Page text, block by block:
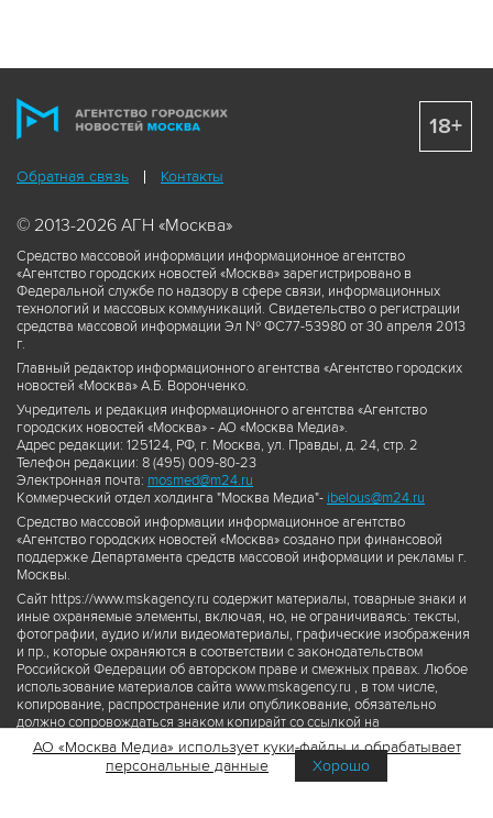
Обратная связь Контакты
© 2013-2026 АГН «Москва»
Средство массовой информации информационное агентство
«Агентство городских новостей «Москва» зарегистрировано в
Федеральной службе по надзору в сфере связи, информационных
технологий и массовых коммуникаций. Свидетельство о регистрации
средства массовой информации Эл № ФС77-53980 от 30 апреля 2013
г.
Главный редактор информационного агентства «Агентство городских
новостей «Москва» А.Б. Воронченко.
Учредитель и редакция информационного агентства «Агентство
городских новостей «Москва» - АО «Москва Медиа».
Адрес редакции: 125124, РФ, г. Москва, ул. Правды, д. 24, стр. 2
Телефон редакции: 8 (495) 009-80-23
Электронная почта: mosmed@m24.ru
Коммерческий отдел холдинга "Москва Медиа"- ibelous@m24.ru
Средство массовой информации информационное агентство
«Агентство городских новостей «Москва» создано при финансовой
поддержке Департамента средств массовой информации и рекламы г.
Москвы.
Сайт https://www.mskagency.ru содержит материалы, товарные знаки и
иные охраняемые элементы, включая, но, не ограничиваясь: тексты,
фотографии, аудио и/или видеоматериалы, графические изображения
и пр., которые охраняются в соответствии с законодательством
Российской Федерации об авторском праве и смежных правах. Любое
использование материалов сайта www.mskagency.ru , в том числе,
копирование, распространение или опубликование, обязательно
должно сопровождаться знаком копирайт со ссылкой на
правообладателя © АО «Москва Медиа», а также гиперссылкой на сайт
www.mskagency.ru как на первоисточник информации. Переработка
материалов сайта www.mskagency.ru не допускается.
18+
АО «Москва Медиа» использует куки-файлы и обрабатывает
персональные данные
Хорошо